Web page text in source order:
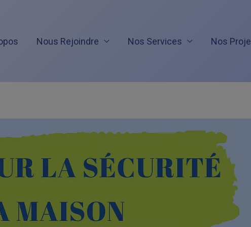
Nous Rejoindre Nos Services Nos